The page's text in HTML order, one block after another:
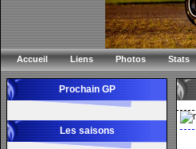
Accueil Liens Photos Stats
Prochain GP
Les saisons